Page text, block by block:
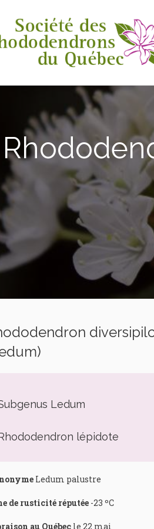
Ledum
lépidote
Ledum palustre
de rusticité réputée -23 ºC
au Québec le 22 mai